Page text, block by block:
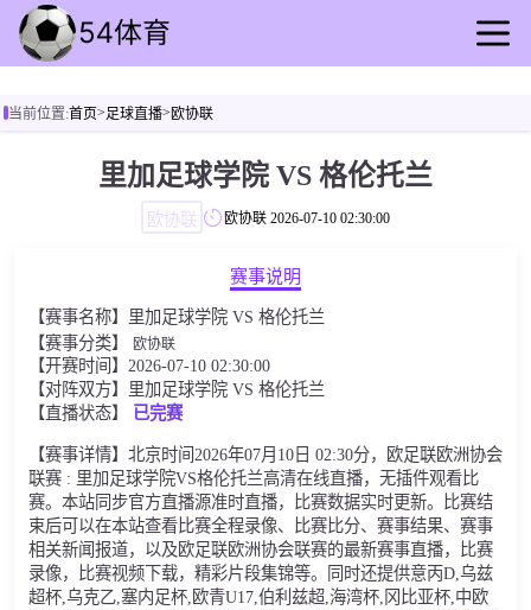
足球直播
其他比赛
当前位置:首页>足球直播>欧协联
里加足球学院 VS 格伦托兰
欧协联 欧协联 2026-07-10 02:30:00
赛事说明
【赛事名称】里加足球学院 VS 格伦托兰
【赛事分类】
欧协联
【开赛时间】2026-07-10 02:30:00
【对阵双方】里加足球学院 VS 格伦托兰
【直播状态】
已完赛
【赛事详情】北京时间2026年07月10日 02:30分，欧足联欧洲协会
联赛 : 里加足球学院VS格伦托兰高清在线直播，无插件观看比
赛。本站同步官方直播源准时直播，比赛数据实时更新。比赛结
束后可以在本站查看比赛全程录像、比赛比分、赛事结果、赛事
相关新闻报道，以及欧足联欧洲协会联赛的最新赛事直播，比赛
录像，比赛视频下载，精彩片段集锦等。同时还提供意丙D,乌兹
超杯,乌克乙,塞内足杯,欧青U17,伯利兹超,海湾杯,冈比亚杯,中欧